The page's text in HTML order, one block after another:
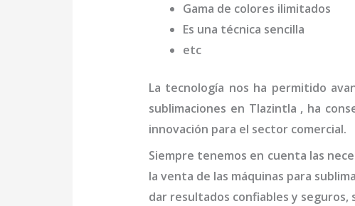
Gama de colores ilimitados
Es una técnica sencilla
etc
La tecnología nos ha permitido
sublimaciones en Tlazintla , ha
innovación para el sector comercial.
Siempre tenemos en cuenta las
la venta de las máquinas para
dar resultados confiables y